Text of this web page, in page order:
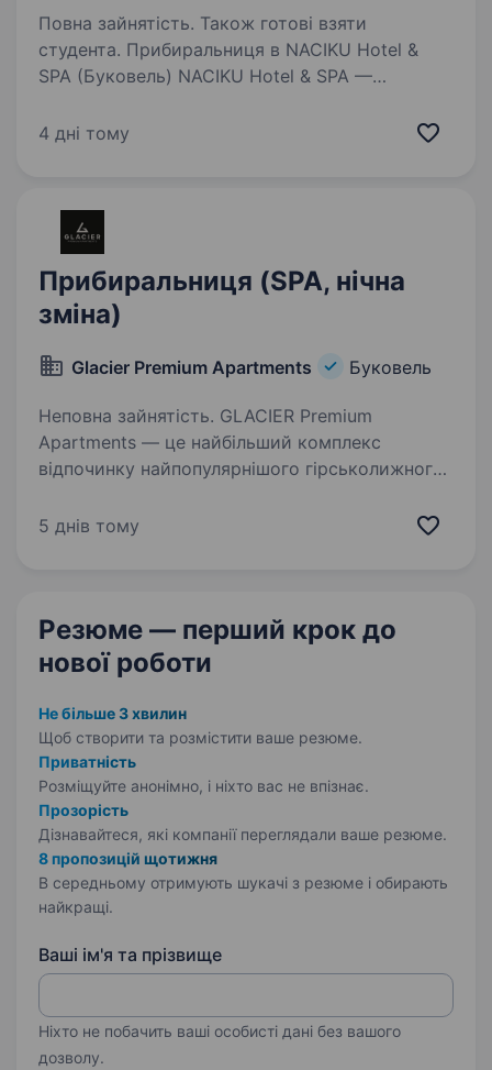
Повна зайнятість. Також готові взяти
студента. Прибиральниця в NACIKU Hotel &
SPA (Буковель) NACIKU Hotel & SPA —
у самому серці Буковеля. Ми шукаємо
4 дні тому
Прибиральниця (SPA, нічна
зміна)
Glacier Premium Apartments Буковель
Неповна зайнятість. GLACIER Premium
Apartments — це найбільший комплекс
відпочинку найпопулярнішого гірськолижного
гостинності і комфорту, сучасний дизайн
5 днів тому
Резюме — перший крок до
нової роботи
Не більше 3 хвилин
Щоб створити та розмістити ваше резюме.
Приватність
Розміщуйте анонімно, і ніхто вас не впізнає.
Прозорість
Дізнавайтеся, які компанії переглядали ваше резюме.
8 пропозицій щотижня
В середньому отримують шукачі з резюме і обирають
найкращі.
Ваші ім'я та прізвище
Ніхто не побачить ваші особисті дані без вашого
дозволу.